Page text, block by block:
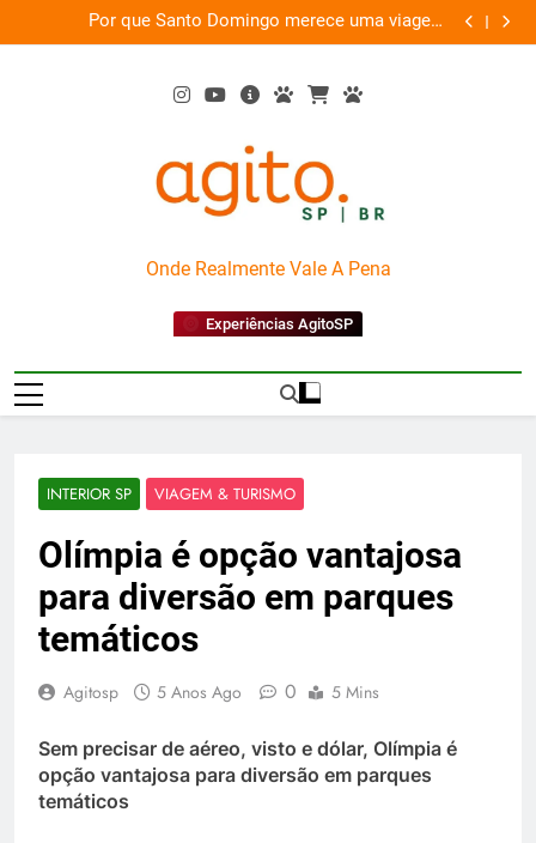
to
Por que Santo Domingo merece uma viagem
exclusiva
AgitoSP
Onde Realmente Vale A Pena
Experiências AgitoSP
INTERIOR SP VIAGEM & TURISMO
Olímpia é opção vantajosa
para diversão em parques
temáticos
Agitosp 5 Anos Ago 0 5 Mins
Sem precisar de aéreo, visto e dólar, Olímpia é
opção vantajosa para diversão em parques
temáticos